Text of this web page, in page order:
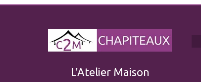
L'Atelier Maison